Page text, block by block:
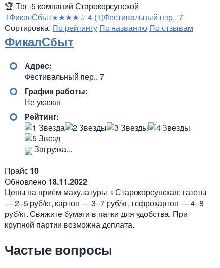
🏆 Топ-5 компаний Старокорсунской
1ФикалСбыт★★★★☆ 4 (1)Фестивальный пер., 7
Сортировка: По рейтингу По названию По отзывам
ФикалСбыт
Адрес:
Фестивальный пер., 7
График работы:
Не указан
Рейтинг:
Загрузка...
Прайс 10
Обновлено 18.11.2022
Цены на приём макулатуры в Старокорсунская: газеты
— 2–5 руб/кг, картон — 3–7 руб/кг, гофрокартон — 4–8
руб/кг. Свяжите бумаги в пачки для удобства. При
крупной партии возможна доплата.
Частые вопросы